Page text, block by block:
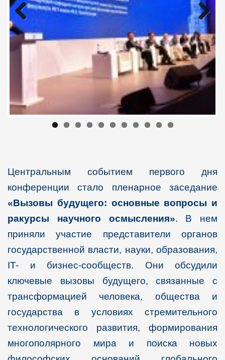
Previous Next
Центральным событием первого дня
конференции стало пленарное заседание
«Вызовы будущего: основные вопросы и
ракурсы научного осмысления». В нем
приняли участие представители органов
государственной власти, науки, образования,
IT- и бизнес-сообществ. Они обсудили
ключевые вызовы будущего, связанные с
трансформацией человека, общества и
государства в условиях стремительного
технологического развития, формирования
многополярного мира и поиска новых